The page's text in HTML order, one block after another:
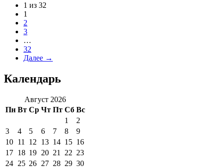
1 из 32
1
2
3
…
32
Далее →
Календарь
Август 2026
Пн Вт Ср Чт Пт Сб Вс
1
2
3
4 5 6 7 8
9
10 11 12 13 14 15 16
17 18 19 20 21 22 23
24 25 26 27 28 29 30